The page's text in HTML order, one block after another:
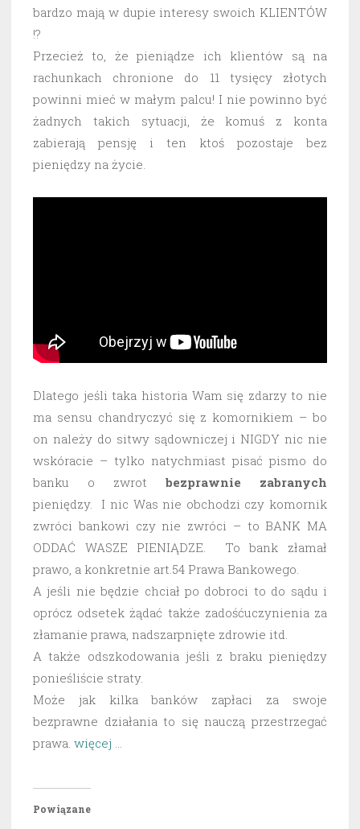
bardzo mają w dupie interesy swoich KLIENTÓW
!?
Przecież to, że pieniądze ich klientów są na
rachunkach chronione do 11 tysięcy złotych
powinni mieć w małym palcu! I nie powinno być
żadnych takich sytuacji, że komuś z konta
zabierają pensję i ten ktoś pozostaje bez
pieniędzy na życie.
Dlatego jeśli taka historia Wam się zdarzy to nie
ma sensu chandryczyć się z komornikiem – bo
on należy do sitwy sądowniczej i NIGDY nic nie
wskóracie – tylko natychmiast pisać pismo do
banku o zwrot bezprawnie
zabranych
pieniędzy. I nic Was nie obchodzi czy komornik
zwróci bankowi czy nie zwróci – to BANK MA
ODDAĆ WASZE PIENIĄDZE. To bank złamał
prawo, a konkretnie art.54 Prawa Bankowego.
A jeśli nie będzie chciał po dobroci to do sądu i
oprócz odsetek żądać także zadośćuczynienia za
złamanie prawa, nadszarpnięte zdrowie itd.
A także odszkodowania jeśli z braku pieniędzy
ponieśliście straty.
Może jak kilka banków zapłaci za swoje
bezprawne działania to się nauczą przestrzegać
prawa. więcej …
Powiązane